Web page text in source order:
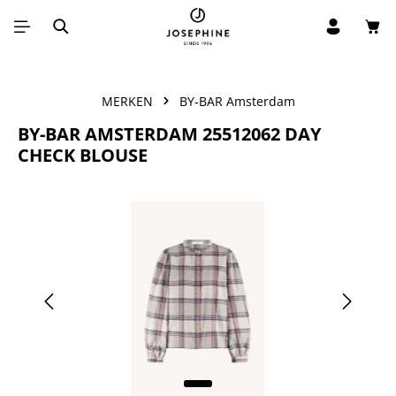
Ga naar de hoofdinhoud
MERKEN BY-BAR Amsterdam
BY-BAR AMSTERDAM 25512062 DAY
CHECK BLOUSE